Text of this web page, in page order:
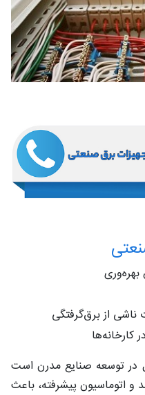
از برق‌گرفتگی
در توسعه صنایع مدرن است
و اتوماسیون پیشرفته، باعث